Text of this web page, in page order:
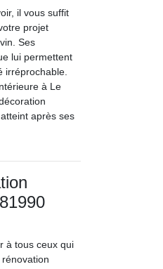
il vous suffit
projet
Ses
lui permettent
irréprochable.
à Le
après ses
à tous ceux qui